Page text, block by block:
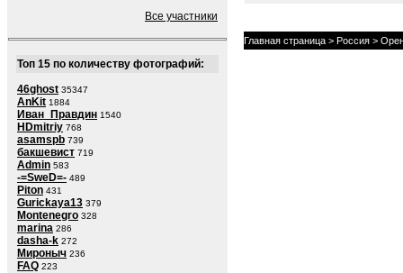
Все участники
Топ 15 по количеству фотографий:
46ghost 35347
AnKit 1884
Иван_Правдин 1540
HDmitriy 768
asamspb 739
бакшевист 719
Admin 583
-=SweD=- 489
Piton 431
Gurickaya13 379
Montenegro 328
marina 286
dasha-k 272
Мироныч 236
FAQ 223
Главная страница > Россия >